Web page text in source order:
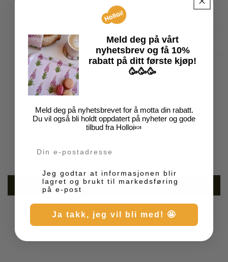
Forhåndsbestilling
Del
Kundeanmeldelser
Vær den første til å skrive en anmeldelse
Skriv en anmeldelse
Meld deg på vårt
nyhetsbrev og få 10%
rabatt på ditt første kjøp!
🥳🥳🥳
Meld deg på nyhetsbrevet for å motta din rabatt.
Du vil også bli holdt oppdatert på nyheter og gode
tilbud fra Holloi🍬
Markedsføring
Jeg godtar at informasjonen blir
lagret og brukt til markedsføring
på e-post
Ja takk, jeg vil bli med! 🤩